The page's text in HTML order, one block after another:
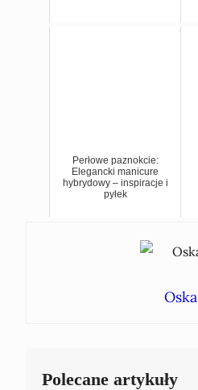
Perłowe paznokcie:
Elegancki manicure
hybrydowy – inspiracje i
pyłek
Oska
Polecane artykuły